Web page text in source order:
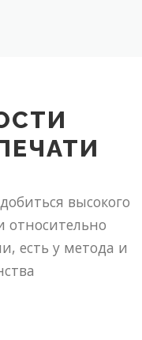
высокого
относительно
есть у метода и